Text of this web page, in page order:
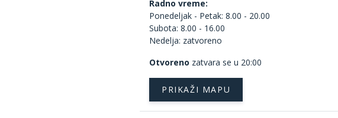
Radno vreme:
Ponedeljak - Petak: 8.00 - 20.00
Subota: 8.00 - 16.00
Nedelja: zatvoreno
Otvoreno zatvara se u 20:00
PRIKAŽI MAPU